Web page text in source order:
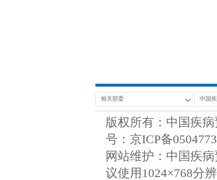
版权所有：中国疾
号：京ICP备
网站维护：中国疾
议使用1024×768分